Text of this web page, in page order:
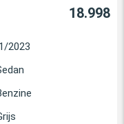
18.998
2023